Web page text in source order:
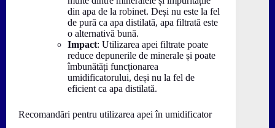
din apa de la robinet. Deși nu este la fel
de pură ca apa distilată, apa filtrată este
o alternativă bună.
Impact: Utilizarea apei filtrate poate
reduce depunerile de minerale și poate
îmbunătăți funcționarea
umidificatorului, deși nu la fel de
eficient ca apa distilată.
Recomandări pentru utilizarea apei în umidificator